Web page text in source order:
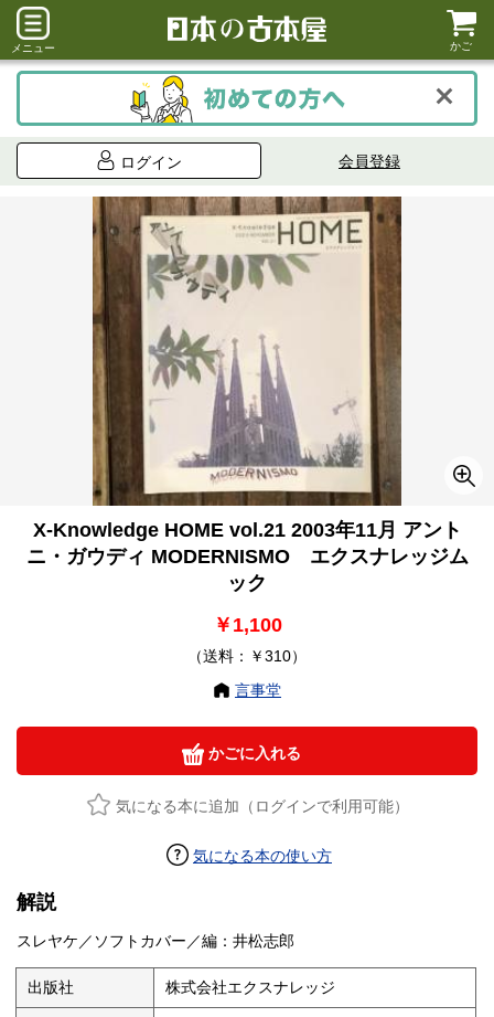
メニュー かご
ログイン 会員登録
X-Knowledge HOME vol.21 2003年11月 アント
ニ・ガウディ MODERNISMO エクスナレッジム
ック
￥1,100
（送料：￥310）
言事堂
かごに入れる
気になる本に追加（ログインで利用可能）
気になる本の使い方
解説
スレヤケ／ソフトカバー／編：井松志郎
出版社 株式会社エクスナレッジ